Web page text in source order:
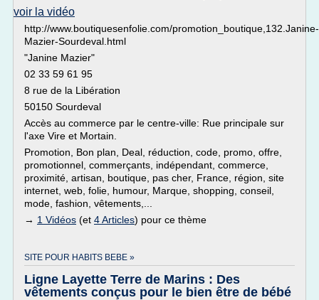
voir la vidéo
http://www.boutiquesenfolie.com/promotion_boutique,132.Janine-
Mazier-Sourdeval.html
"Janine Mazier"
02 33 59 61 95
8 rue de la Libération
50150 Sourdeval
Accès au commerce par le centre-ville: Rue principale sur
l'axe Vire et Mortain.
Promotion, Bon plan, Deal, réduction, code, promo, offre,
promotionnel, commerçants, indépendant, commerce,
proximité, artisan, boutique, pas cher, France, région, site
internet, web, folie, humour, Marque, shopping, conseil,
mode, fashion, vêtements,...
→ 1 Vidéos (et 4 Articles) pour ce thème
SITE POUR HABITS BEBE »
Ligne Layette Terre de Marins : Des
vêtements conçus pour le bien être de bébé